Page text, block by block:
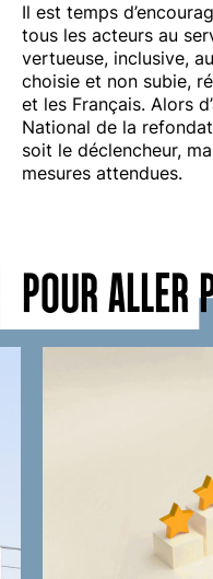
Il est temps
tous les acteurs au
vertueuse, inclusive,
choisie et non subie,
et les Français. Alors
National de la
soit le déclencheur,
mesures attendues.
POUR ALLER